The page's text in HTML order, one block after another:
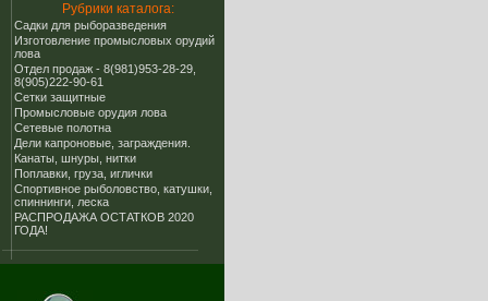
Рубрики каталога:
Cадки для рыборазведения
Изготовление промысловых орудий
лова
Отдел продаж - 8(981)953-28-29,
8(905)222-90-61
Сетки защитные
Промысловые орудия лова
Сетевые полотна
Дели капроновые, заграждения.
Канаты, шнуры, нитки
Поплавки, груза, иглички
Спортивное рыболовство, катушки,
спиннинги, леска
РАСПРОДАЖА ОСТАТКОВ 2020
ГОДА!